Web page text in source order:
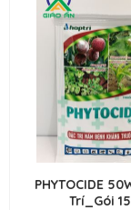
PHYTOCIDE
Trí_Gói